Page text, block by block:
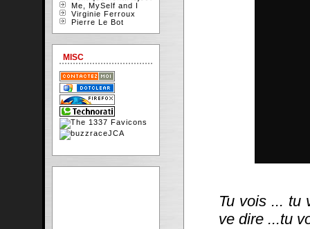
Tu vois ... tu
ve dire ...tu
Me, MySelf and I
Virginie Ferroux
Pierre Le Bot
MISC